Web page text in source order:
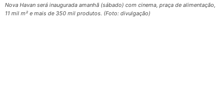
Nova Havan será inaugurada amanhã (sábado) com cinema, praça de alimentação,
11 mil m² e mais de 350 mil produtos. (Foto: divulgação)